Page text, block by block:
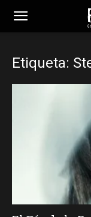
Etiqueta: